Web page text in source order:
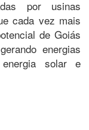
por usinas
cada vez mais
de Goiás
energias
solar e